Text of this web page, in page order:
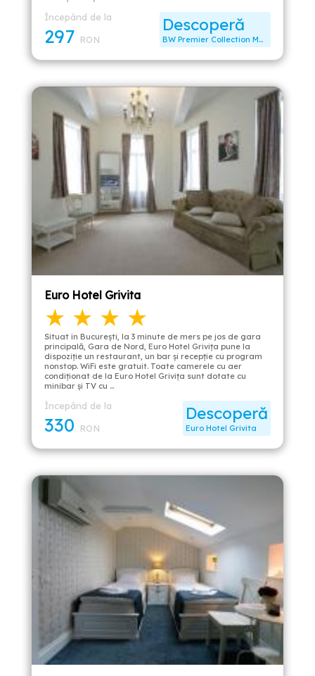
Descoperă
BW Premier Collection Mari Vila Hotel
Începând de la
297 RON
Euro Hotel Grivita
★ ★ ★ ★
Situat în București, la 3 minute de mers pe jos de gara
principală, Gara de Nord, Euro Hotel Grivița pune la
dispoziție un restaurant, un bar și recepție cu program
nonstop. WiFi este gratuit. Toate camerele cu aer
condiționat de la Euro Hotel Grivița sunt dotate cu
minibar și TV cu …
Descoperă
Euro Hotel Grivita
Începând de la
330 RON